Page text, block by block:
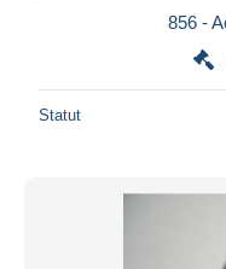
856 -
Statut